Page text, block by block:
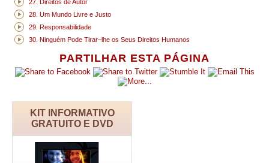
PARTILHAR ESTA PÁGINA
KIT INFORMATIVO
GRATUITO E DVD
27. Direitos de Autor
28. Um Mundo Livre e Justo
29. Responsabilidade
30. Ninguém Pode Tirar–lhe os Seus Direitos Humanos